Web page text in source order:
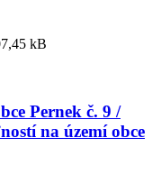
kB
Pernek č. 9 /
na území obce